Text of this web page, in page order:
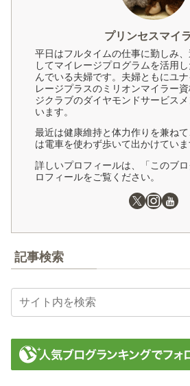
プリンセスマイ
平日はフルタイムの仕事に勤しみ
してマイレージプログラムを活用
んでいる夫婦です。夫婦ともにユ
レージプラスのミリオンマイラー
ジクラブのダイヤモンドサービス
います。
最近は健康維持と体力作りを兼ね
は電車を使わず歩いて出かけていま
詳しいプロフィールは、「このブ
ロフィールをご覧ください。
記事検索